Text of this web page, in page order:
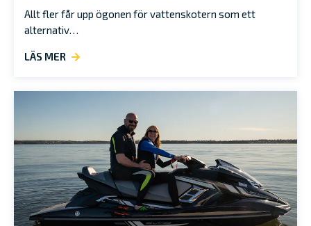
Allt fler får upp ögonen för vattenskotern som ett
alternativ…
LÄS MER